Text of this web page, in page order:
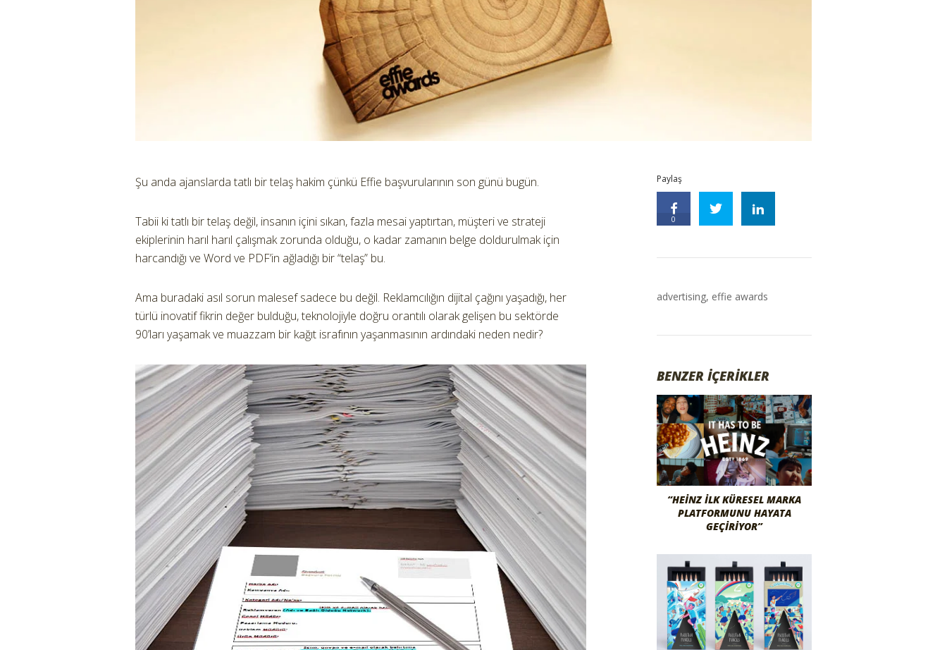
Şu anda ajanslarda tatlı bir telaş hakim çünkü Effie başvurularının son günü bugün.
Tabii ki tatlı bir telaş değil, insanın içini sıkan, fazla mesai yaptırtan, müşteri ve strateji
ekiplerinin harıl harıl çalışmak zorunda olduğu, o kadar zamanın belge doldurulmak için
harcandığı ve Word ve PDF’in ağladığı bir “telaş” bu.
Ama buradaki asıl sorun malesef sadece bu değil. Reklamcılığın dijital çağını yaşadığı, her
türlü inovatif fikrin değer bulduğu, teknolojiyle doğru orantılı olarak gelişen bu sektörde
90’ları yaşamak ve muazzam bir kağıt israfının yaşanmasının ardındaki neden nedir?
Paylaş
0
advertising, effie awards
BENZER İÇERİKLER
“HEINZ İLK KÜRESEL MARKA
PLATFORMUNU HAYATA
GEÇIRIYOR”